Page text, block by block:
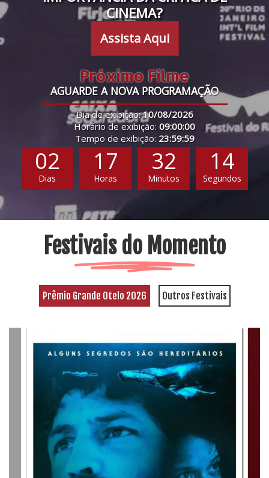
CINEMA?
Assista Aqui
Próximo Filme
AGUARDE A NOVA PROGRAMAÇÃO
Dia de exibição:10/08/2026
Horário de exibição: 09:00:00
Tempo de exibição: 23:59:59
02
Dias
17
Horas
32
Minutos
13
Segundos
Festivais do Momento
Prêmio Grande Otelo 2026 Outros Festivais